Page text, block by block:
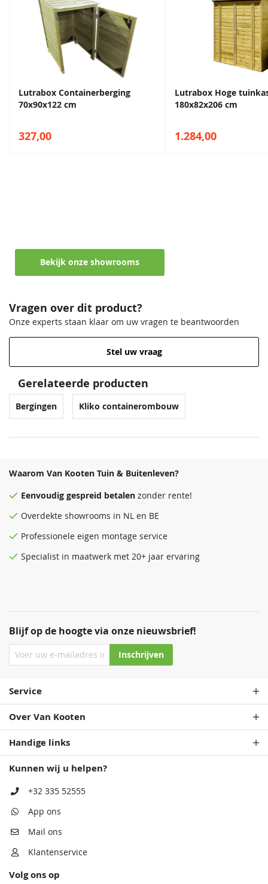
Lutrabox Containerberging
70x90x122 cm
327,00
Lutrabox Hoge
180x82x206 cm
1.284,00
Bekijk onze showrooms
Vragen over dit product?
Onze experts staan klaar om uw vragen te beantwoorden
Stel uw vraag
Gerelateerde producten
Bergingen Kliko containerombouw
Blijf op de hoogte via onze nieuwsbrief!
Inschrijven
Waarom Van Kooten Tuin & Buitenleven?
Eenvoudig gespreid betalen zonder rente!
Overdekte showrooms in NL en BE
Professionele eigen montage service
Specialist in maatwerk met 20+ jaar ervaring
Service
Over Van Kooten
Handige links
Kunnen wij u helpen?
+32 335 52555
App ons
Mail ons
Klantenservice
Volg ons op